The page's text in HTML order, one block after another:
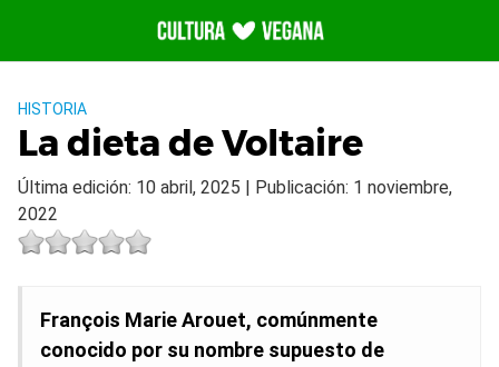
contenido
HISTORIA
La dieta de Voltaire
Última edición: 10 abril, 2025 | Publicación: 1 noviembre,
2022
François Marie Arouet, comúnmente
conocido por su nombre supuesto de